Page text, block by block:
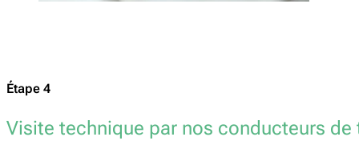
Étape 4
Visite technique par nos conducteurs de